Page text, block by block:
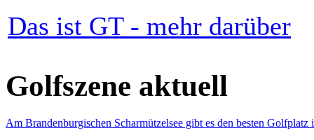
Das ist GT - mehr darüber
Golfszene aktuell
Am Brandenburgischen Scharmützelsee gibt es den besten